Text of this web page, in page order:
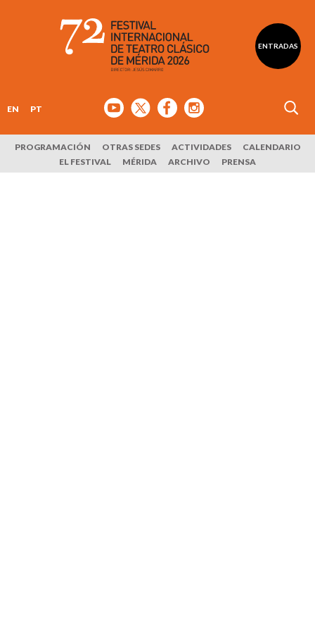
ENTRADAS
EN PT
PROGRAMACIÓN OTRAS SEDES ACTIVIDADES
CALENDARIO
EL FESTIVAL
MÉRIDA ARCHIVO PRENSA